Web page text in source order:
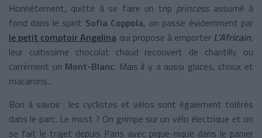
Honnêtement, quitte à se faire un trip princess assumé à
fond dans le spirit Sofia Coppola, on passe évidemment par
le petit comptoirAngelina qui propose à emporter L’Africain,
leur cultissime chocolat chaud recouvert de chantilly ou
carrément un Mont-Blanc. Mais il y a aussi glaces, choux et
macarons...
Bon à savoir : les cyclistes et vélos sont également tolérés
dans le parc. Le must ? On grimpe sur un vélo électrique et on
se fait le trajet depuis Paris avec pique-nique dans le panier